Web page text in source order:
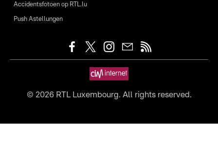
Accidentsfotoen op RTL.lu
Push Astellungen
© 2026RTL Luxembourg. All rights reserved.